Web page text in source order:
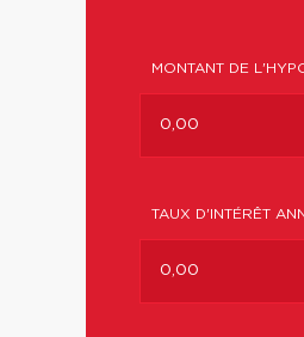
MONTANT DE
TAUX D'INTÉRÊT